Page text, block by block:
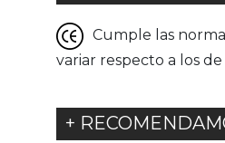
Cumple las
variar respecto a los
+